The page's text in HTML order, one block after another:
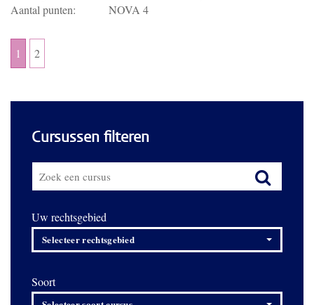
Aantal punten:
NOVA 4
1 2
Cursussen filteren
Uw rechtsgebied
Selecteer rechtsgebied
Soort